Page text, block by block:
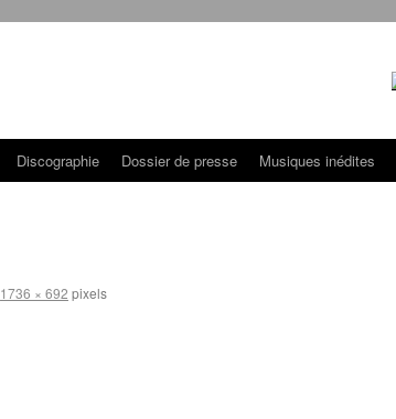
Discographie Dossier de presse Musiques inédites
1736 × 692 pixels